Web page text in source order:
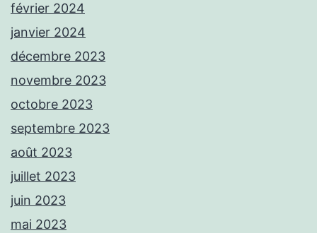
février 2024
janvier 2024
décembre 2023
novembre 2023
octobre 2023
septembre 2023
août 2023
juillet 2023
juin 2023
mai 2023